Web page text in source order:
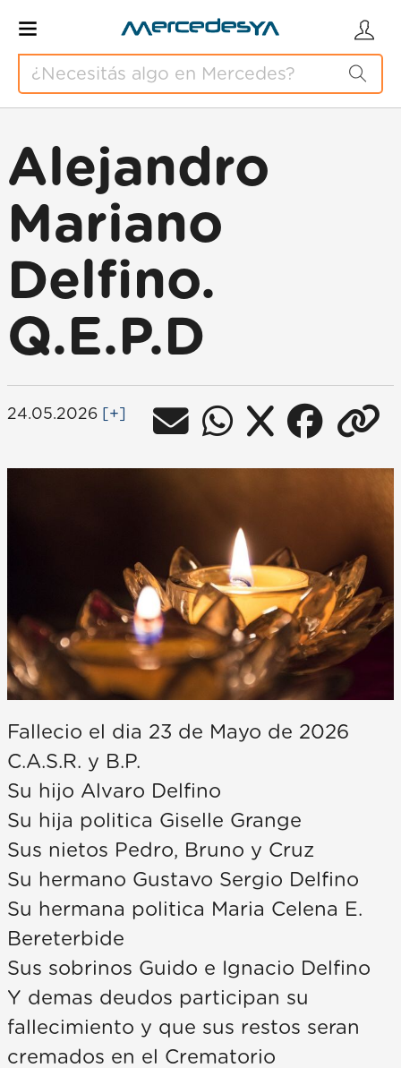
Alejandro
Mariano
Delfino.
Q.E.P.D
24.05.2026 [+]
Fallecio el dia 23 de Mayo de 2026
C.A.S.R. y B.P.
Su hijo Alvaro Delfino
Su hija politica Giselle Grange
Sus nietos Pedro, Bruno y Cruz
Su hermano Gustavo Sergio Delfino
Su hermana politica Maria Celena E.
Bereterbide
Sus sobrinos Guido e Ignacio Delfino
Y demas deudos participan su
fallecimiento y que sus restos seran
cremados en el Crematorio